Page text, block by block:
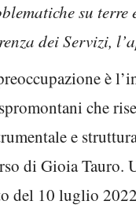
su
dei Servizi,
è
che
e
di Gioia Tauro.
del 10 luglio